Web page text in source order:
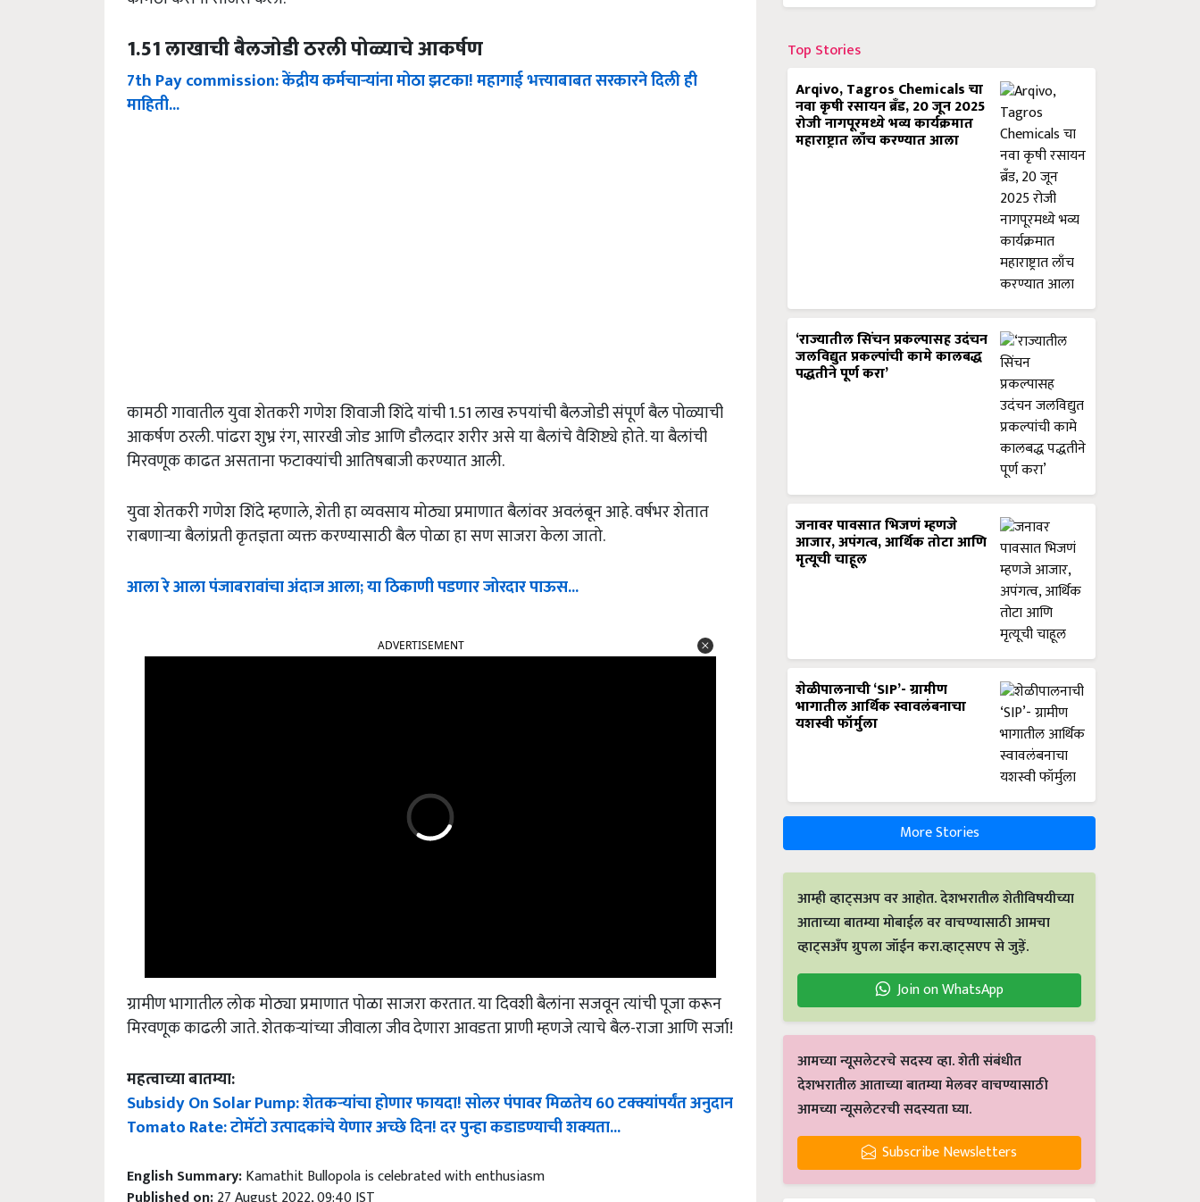
1.51 लाखाची बैलजोडी ठरली पोळ्याचे आकर्षण
7th Pay commission: केंद्रीय कर्मचाऱ्यांना मोठा झटका! महागाई भत्त्याबाबत सरकारने दिली ही
माहिती...
कामठी गावातील युवा शेतकरी गणेश शिवाजी शिंदे यांची 1.51 लाख रुपयांची बैलजोडी संपूर्ण बैल पोळ्याची
आकर्षण ठरली. पांढरा शुभ्र रंग, सारखी जोड आणि डौलदार शरीर असे या बैलांचे वैशिष्ट्ये होते. या बैलांची
मिरवणूक काढत असताना फटाक्यांची आतिषबाजी करण्यात आली.
युवा शेतकरी गणेश शिंदे म्हणाले, शेती हा व्यवसाय मोठ्या प्रमाणात बैलांवर अवलंबून आहे. वर्षभर शेतात
राबणाऱ्या बैलांप्रती कृतज्ञता व्यक्त करण्यासाठी बैल पोळा हा सण साजरा केला जातो.
आला रे आला पंजाबरावांचा अंदाज आला; या ठिकाणी पडणार जोरदार पाऊस...
ग्रामीण भागातील लोक मोठ्या प्रमाणात पोळा साजरा करतात. या दिवशी बैलांना सजवून त्यांची पूजा करून
मिरवणूक काढली जाते. शेतकऱ्यांच्या जीवाला जीव देणारा आवडता प्राणी म्हणजे त्याचे बैल-राजा आणि सर्जा!
महत्वाच्या बातम्या:
Subsidy On Solar Pump: शेतकऱ्यांचा होणार फायदा! सोलर पंपावर मिळतेय 60 टक्क्यांपर्यंत अनुदान
Tomato Rate: टोमॅटो उत्पादकांचे येणार अच्छे दिन! दर पुन्हा कडाडण्याची शक्यता...
English Summary: Kamathit Bullopola is celebrated with enthusiasm
Published on: 27 August 2022, 09:40 IST
Top Stories
Arqivo, Tagros Chemicals चा
नवा कृषी रसायन ब्रँड, 20 जून 2025
रोजी नागपूरमध्ये भव्य कार्यक्रमात
महाराष्ट्रात लाँच करण्यात आला
‘राज्यातील सिंचन प्रकल्पासह उदंचन
जलविद्युत प्रकल्पांची कामे कालबद्ध
पद्धतीने पूर्ण करा’
जनावर पावसात भिजणं म्हणजे
आजार, अपंगत्व, आर्थिक तोटा आणि
मृत्यूची चाहूल
शेळीपालनाची ‘SIP’- ग्रामीण
भागातील आर्थिक स्वावलंबनाचा
यशस्वी फॉर्मुला
More Stories
आम्ही व्हाट्सअप वर आहोत. देशभरातील शेतीविषयीच्या
आताच्या बातम्या मोबाईल वर वाचण्यासाठी आमचा
व्हाट्सअँप ग्रुपला जॉईन करा.व्हाट्सएप से जुड़ें.
Join on WhatsApp
आमच्या न्यूसलेटरचे सदस्य व्हा. शेती संबंधीत
देशभरातील आताच्या बातम्या मेलवर वाचण्यासाठी
आमच्या न्यूसलेटरची सदस्यता घ्या.
Subscribe Newsletters